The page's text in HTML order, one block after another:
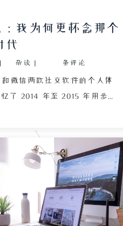
我为何更怀念那个
代
| 杂谈 | 条评论
微信两款社交软件的个人体
了 2014 年至 2015 年用步步
上异常热闹，透明的社交距
。后来班群迁至微信，作者
、重要信息被淹没，且微信
后无法打开，而 QQ 的群文
功能更适合办公。作者还提
融入，最终群消息全部静